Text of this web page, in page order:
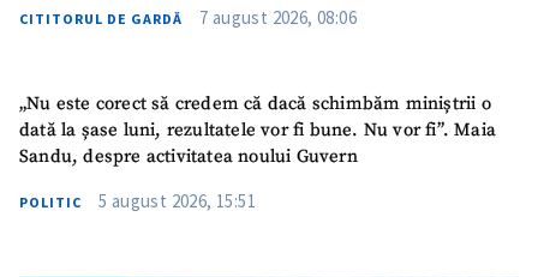
CITITORUL DE GARDĂ 7 august 2026, 08:06
„Nu este corect să credem că dacă schimbăm miniștrii o
dată la șase luni, rezultatele vor fi bune. Nu vor fi”. Maia
Sandu, despre activitatea noului Guvern
POLITIC 5 august 2026, 15:51